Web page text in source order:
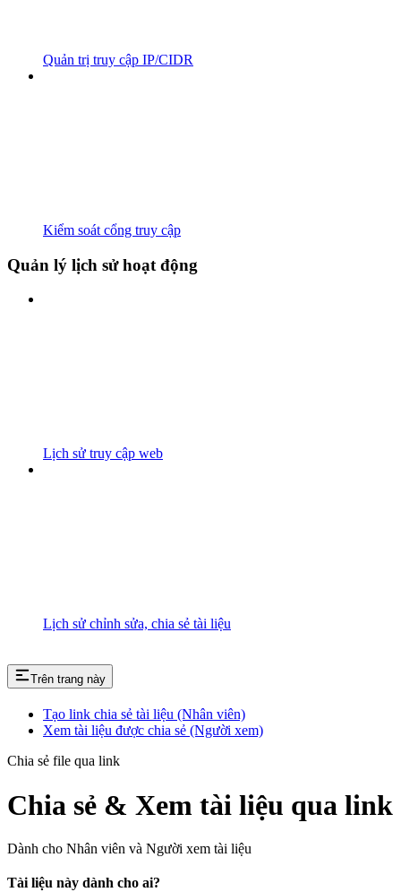
Quản trị truy cập IP/CIDR
Kiểm soát cổng truy cập
Quản lý lịch sử hoạt động
Lịch sử truy cập web
Lịch sử chỉnh sửa, chia sẻ tài liệu
Trên trang này
Tạo link chia sẻ tài liệu (Nhân viên)
Xem tài liệu được chia sẻ (Người xem)
Chia sẻ file qua link
Chia sẻ & Xem tài liệu qua link
Dành cho Nhân viên và Người xem tài liệu
Tài liệu này dành cho ai?